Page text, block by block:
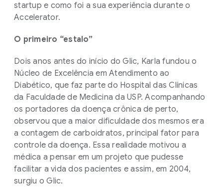
startup e como foi a sua experiência durante o
Accelerator.
O primeiro “estalo”
Dois anos antes do início do Glic, Karla fundou o
Núcleo de Excelência em Atendimento ao
Diabético, que faz parte do Hospital das Clínicas
da Faculdade de Medicina da USP. Acompanhando
os portadores da doença crônica de perto,
observou que a maior dificuldade dos mesmos era
a contagem de carboidratos, principal fator para
controle da doença. Essa realidade motivou a
médica a pensar em um projeto que pudesse
facilitar a vida dos pacientes e assim, em 2004,
surgiu o Glic.